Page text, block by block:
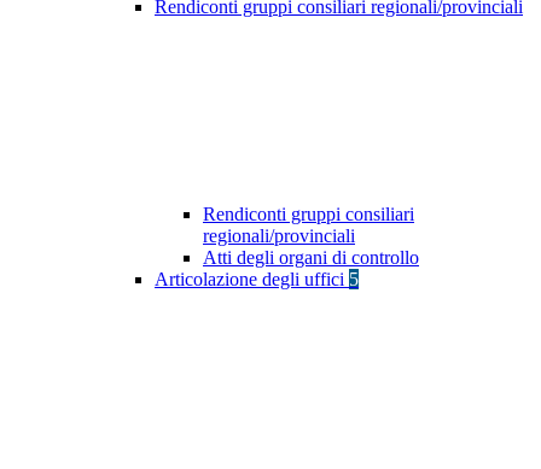
Rendiconti gruppi consiliari regionali/provinciali
Rendiconti gruppi consiliari
regionali/provinciali
Atti degli organi di controllo
Articolazione degli uffici 5